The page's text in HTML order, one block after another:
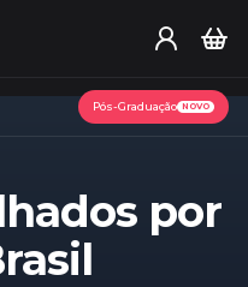
Pós-Graduação NOVO
por